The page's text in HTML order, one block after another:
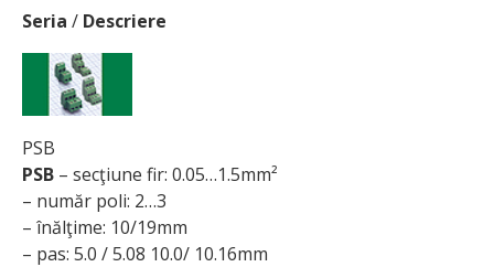
Seria / Descriere
PSB
PSB – secţiune fir: 0.05…1.5mm²
– număr poli: 2…3
– înălţime: 10/19mm
– pas: 5.0 / 5.08 10.0/ 10.16mm